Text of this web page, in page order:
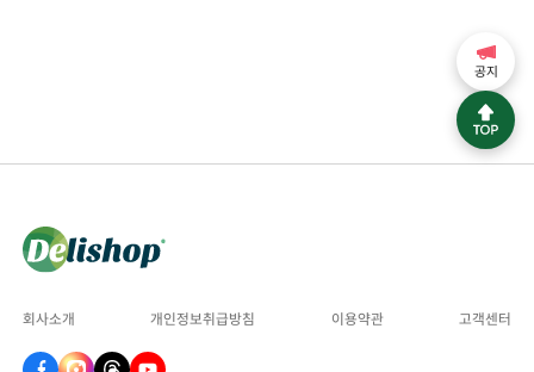
회사소개 개인정보취급방침 이용약관 고객센터
공지